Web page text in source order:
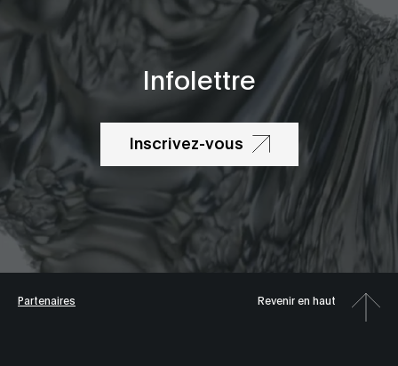
Infolettre
Inscrivez-vous
Partenaires Revenir en haut